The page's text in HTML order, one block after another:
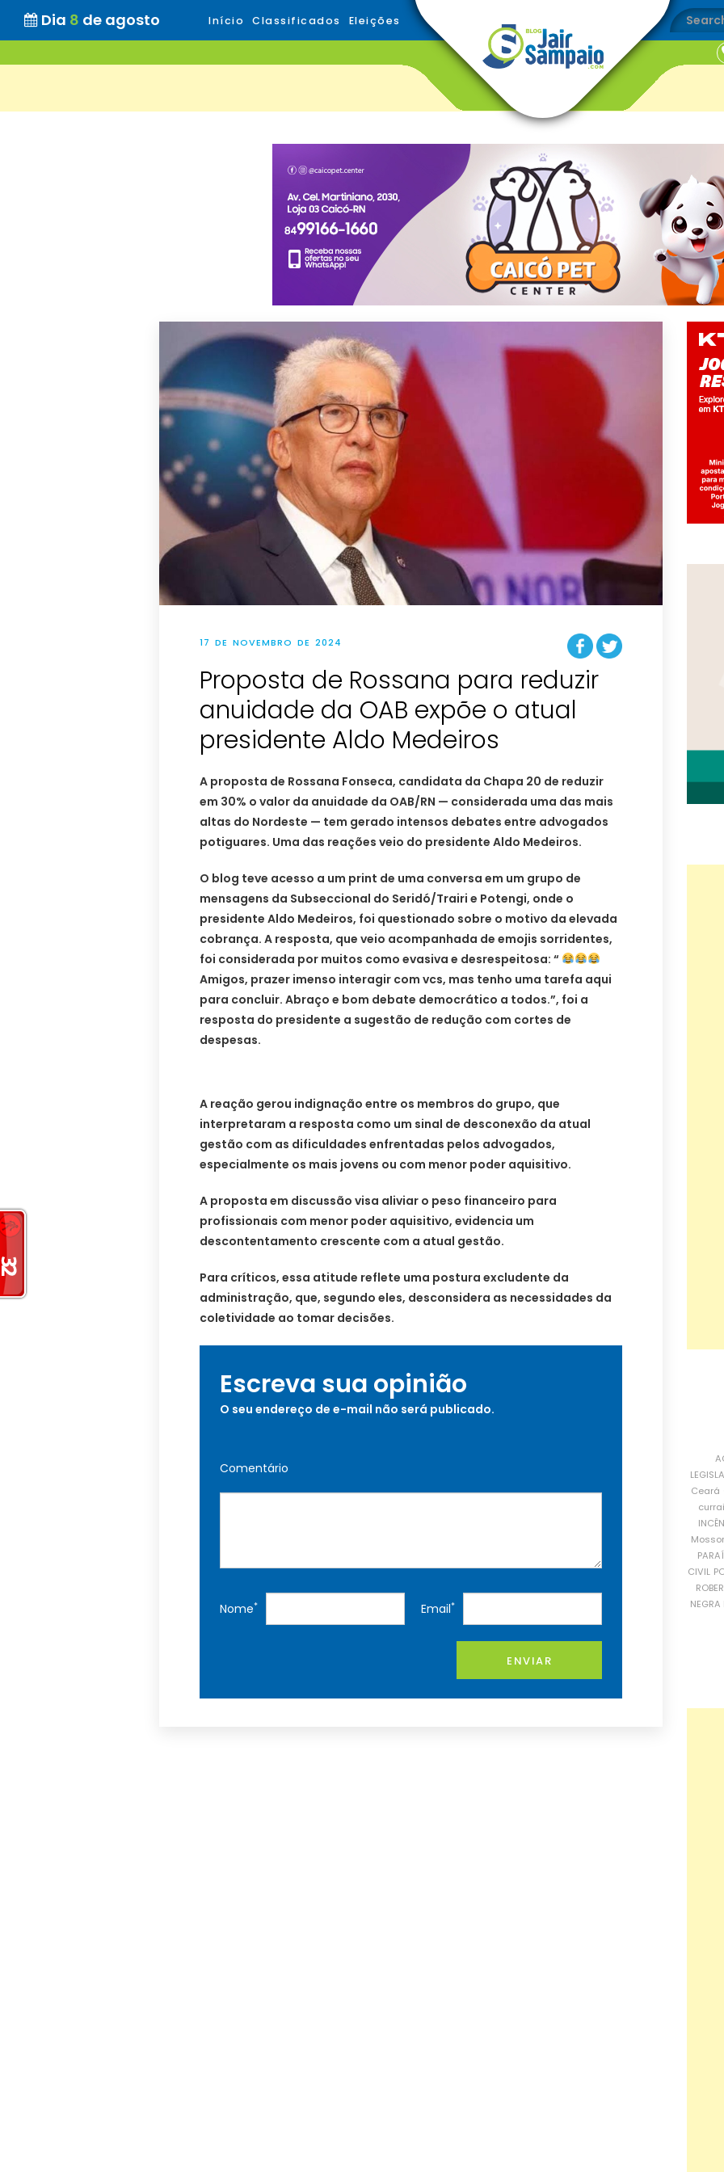
Dia 8 de agosto Início Classificados Eleições
17 DE NOVEMBRO DE 2024
Proposta de Rossana para reduzir
anuidade da OAB expõe o atual
presidente Aldo Medeiros
A proposta de Rossana Fonseca, candidata da Chapa 20 de reduzir
em 30% o valor da anuidade da OAB/RN — considerada uma das mais
altas do Nordeste — tem gerado intensos debates entre advogados
potiguares. Uma das reações veio do presidente Aldo Medeiros.
O blog teve acesso a um print de uma conversa em um grupo de
mensagens da Subseccional do Seridó/Trairi e Potengi, onde o
presidente Aldo Medeiros, foi questionado sobre o motivo da elevada
cobrança. A resposta, que veio acompanhada de emojis sorridentes,
foi considerada por muitos como evasiva e desrespeitosa: “
Amigos, prazer imenso interagir com vcs, mas tenho uma tarefa aqui
para concluir. Abraço e bom debate democrático a todos.”, foi a
resposta do presidente a sugestão de redução com cortes de
despesas.
A reação gerou indignação entre os membros do grupo, que
interpretaram a resposta como um sinal de desconexão da atual
gestão com as dificuldades enfrentadas pelos advogados,
especialmente os mais jovens ou com menor poder aquisitivo.
A proposta em discussão visa aliviar o peso financeiro para
profissionais com menor poder aquisitivo, evidencia um
descontentamento crescente com a atual gestão.
Para críticos, essa atitude reflete uma postura excludente da
administração, que, segundo eles, desconsidera as necessidades da
coletividade ao tomar decisões.
Escreva sua opinião
O seu endereço de e-mail não será publicado.
Comentário
Nome* Email*
ENVIAR
Ceará
CIVIL
NEGRA